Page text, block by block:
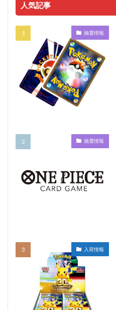
人気記事
抽選情報
抽選情報
入荷情報